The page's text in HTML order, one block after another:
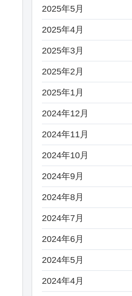
2025年5月
2025年4月
2025年3月
2025年2月
2025年1月
2024年12月
2024年11月
2024年10月
2024年9月
2024年8月
2024年7月
2024年6月
2024年5月
2024年4月